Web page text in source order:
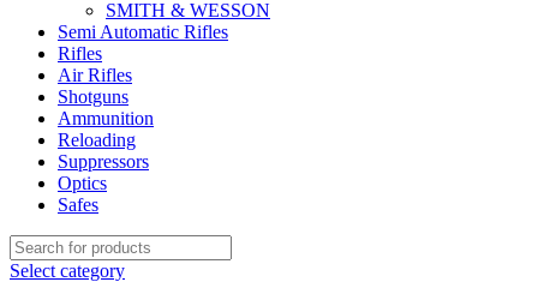
SMITH & WESSON
Semi Automatic Rifles
Rifles
Air Rifles
Shotguns
Ammunition
Reloading
Suppressors
Optics
Safes
Select category